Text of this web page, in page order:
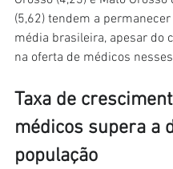
(5,62) tendem a permanecer
média brasileira, apesar do
na oferta de médicos
Taxa de
médicos supera a
população